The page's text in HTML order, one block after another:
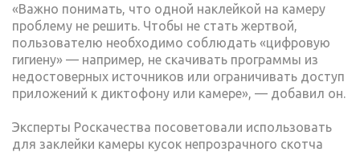
«Важно понимать, что одной наклейкой на камеру
проблему не решить. Чтобы не стать жертвой,
пользователю необходимо соблюдать «цифровую
гигиену» — например, не скачивать программы из
недостоверных источников или ограничивать доступ
приложений к диктофону или камере», — добавил он.
Эксперты Роскачества посоветовали использовать
для заклейки камеры кусок непрозрачного скотча